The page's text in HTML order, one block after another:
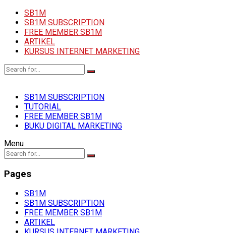
SB1M
SB1M SUBSCRIPTION
FREE MEMBER SB1M
ARTIKEL
KURSUS INTERNET MARKETING
SB1M SUBSCRIPTION
TUTORIAL
FREE MEMBER SB1M
BUKU DIGITAL MARKETING
Menu
Pages
SB1M
SB1M SUBSCRIPTION
FREE MEMBER SB1M
ARTIKEL